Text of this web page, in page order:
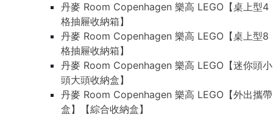
丹麥 Room Copenhagen 樂高 LEGO【桌上型4
格抽屜收納箱】
丹麥 Room Copenhagen 樂高 LEGO【桌上型8
格抽屜收納箱】
丹麥 Room Copenhagen 樂高 LEGO【迷你頭小
頭大頭收納盒】
丹麥 Room Copenhagen 樂高 LEGO【外出攜帶
盒】【綜合收納盒】